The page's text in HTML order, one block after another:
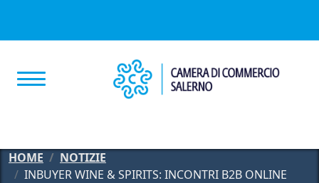
HOME
NOTIZIE
INBUYER WINE & SPIRITS: INCONTRI B2B ONLINE